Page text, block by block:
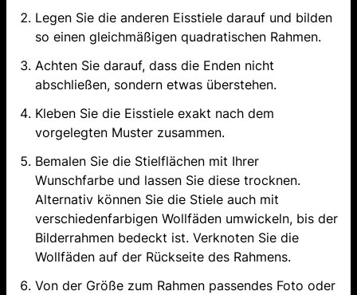
Legen Sie die anderen Eisstiele darauf und bilden
so einen gleichmäßigen quadratischen Rahmen.
Achten Sie darauf, dass die Enden nicht
abschließen, sondern etwas überstehen.
Kleben Sie die Eisstiele exakt nach dem
vorgelegten Muster zusammen.
Bemalen Sie die Stielflächen mit Ihrer
Wunschfarbe und lassen Sie diese trocknen.
Alternativ können Sie die Stiele auch mit
verschiedenfarbigen Wollfäden umwickeln, bis der
Bilderrahmen bedeckt ist. Verknoten Sie die
Wollfäden auf der Rückseite des Rahmens.
Von der Größe zum Rahmen passendes Foto oder